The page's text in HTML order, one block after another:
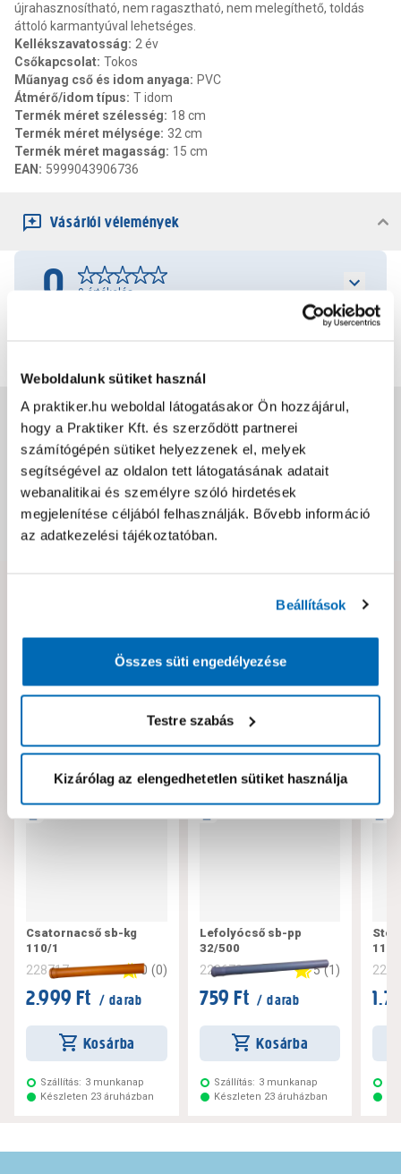
Weboldalunk sütiket használ
A praktiker.hu weboldal látogatásakor Ön hozzájárul,
hogy a Praktiker Kft. és szerződött partnerei
számítógépén sütiket helyezzenek el, melyek
segítségével az oldalon tett látogatásának adatait
webanalitikai és személyre szóló hirdetések
megjelenítése céljából felhasználják. Bővebb információ
az adatkezelési tájékoztatóban.
Beállítások
Összes süti engedélyezése
Testre szabás
Kizárólag az elengedhetetlen sütiket használja
újrahasznosítható, nem ragasztható, nem melegíthető, toldás
áttoló karmantyúval lehetséges.
Kellékszavatosság: 2 év
Csőkapcsolat: Tokos
Műanyag cső és idom anyaga: PVC
Átmérő/idom típus: T idom
Termék méret szélesség: 18 cm
Termék méret mélysége: 32 cm
Termék méret magasság: 15 cm
EAN : 5999043906736
Vásárlói vélemények
0 0értékelés
Jótállás, szavatosság
Csomagolási és súly információk
Dokumentumok, felelős személy
Hibát találtál az oldalon vagy a termék leírásában?
Neked ajánljuk!
Csatornacső sb-kg
110/1
228717 0 (0)
2.999 Ft / darab
Kosárba
Szállítás: 3 munkanap
Készleten 23 áruházban
Lefolyócső sb-pp
32/500
228672 5 (1)
759 Ft / darab
Kosárba
Szállítás: 3 munkanap
Készleten 23 áruházban
110/